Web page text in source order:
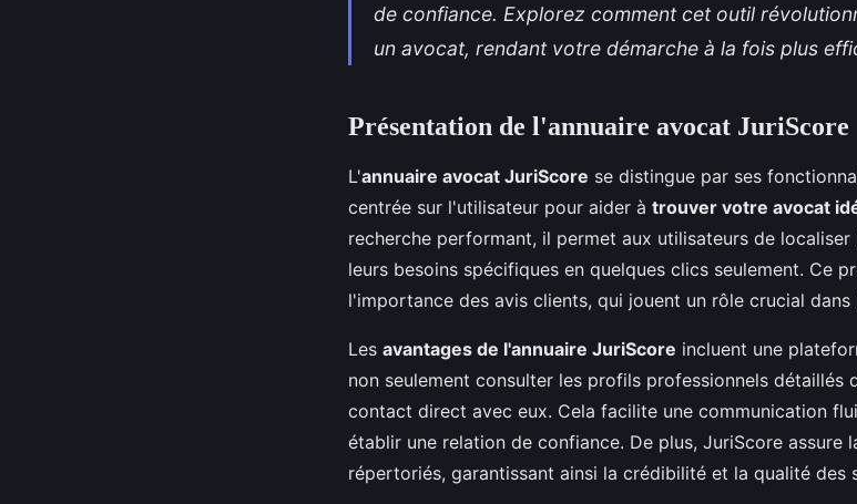
de confiance. Explorez comment cet outil
un avocat, rendant votre démarche à la fois plus
Présentation de l'annuaire avocat JuriScore
L'annuaire avocat JuriScore se distingue par ses
centrée sur l'utilisateur pour aider à trouver votre avocat
recherche performant, il permet aux utilisateurs de
leurs besoins spécifiques en quelques clics seulement. Ce
l'importance des avis clients, qui jouent un rôle crucial
Les avantages de l'annuaire JuriScore incluent une
non seulement consulter les profils professionnels détaillés
contact direct avec eux. Cela facilite une communication
établir une relation de confiance. De plus, JuriScore assure
répertoriés, garantissant ainsi la crédibilité et la qualité des